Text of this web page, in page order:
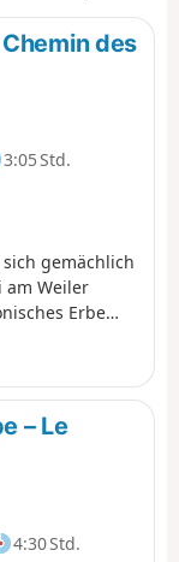
des
3:05 Std.
gemächlich
am Weiler
Erbe
Tal der
Dorf Royat zu
– Le
4:30 Std.